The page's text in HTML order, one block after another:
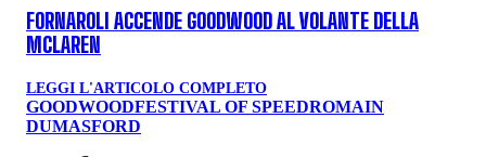
FORNAROLI ACCENDE GOODWOOD AL VOLANTE DELLA
MCLAREN
LEGGI L'ARTICOLO COMPLETO
GOODWOODFESTIVAL OF SPEEDROMAIN
DUMASFORD